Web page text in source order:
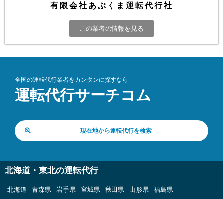
有限会社あぶくま運転代行社
この業者の情報を見る
全国の運転代行業者をカンタンに探すなら
運転代行サーチコム
現在地から運転代行を検索
北海道・東北の運転代行
北海道 青森県 岩手県 宮城県 秋田県 山形県 福島県